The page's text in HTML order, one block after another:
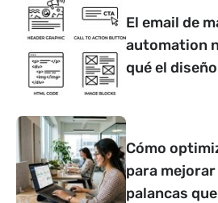
El email de
automation
qué el
Cómo
para
palancas